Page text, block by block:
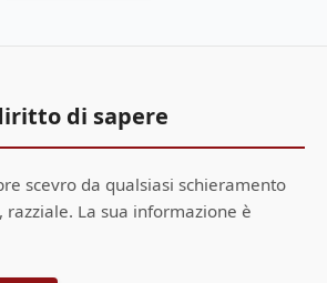
di sapere
scevro da qualsiasi schieramento
La sua informazione è